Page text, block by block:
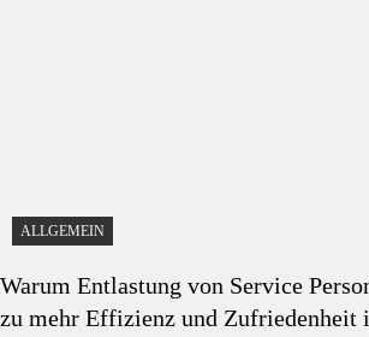
ALLGEMEIN
Warum Entlastung von Service
zu mehr Effizienz und Zufriedenheit